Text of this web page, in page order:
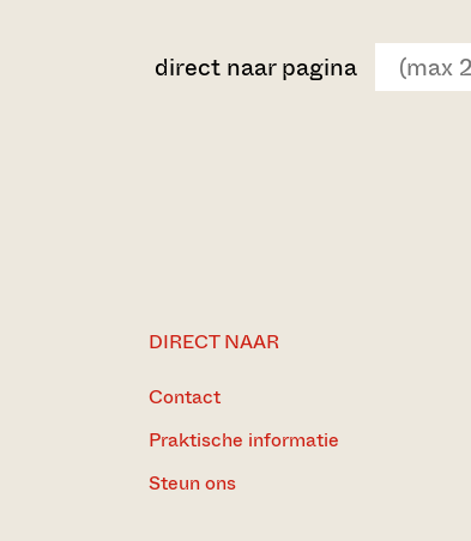
direct naar pagina
DIRECT NAAR
Contact
Praktische informatie
Steun ons